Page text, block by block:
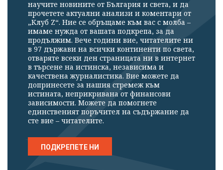
научите новините от България и света, и да
прочетете актуални анализи и коментари от
„Клуб Z“. Ние се обръщаме към вас с молба –
имаме нужда от вашата подкрепа, за да
продължим. Вече години вие, читателите ни
в 97 държави на всички континенти по света,
отваряте всеки ден страницата ни в интернет
в търсене на истинска, независима и
качествена журналистика. Вие можете да
допринесете за нашия стремеж към
истината, неприкривана от финансови
зависимости. Можете да помогнете
единственият поръчител на съдържание да
сте вие – читателите.
ПОДКРЕПЕТЕ НИ